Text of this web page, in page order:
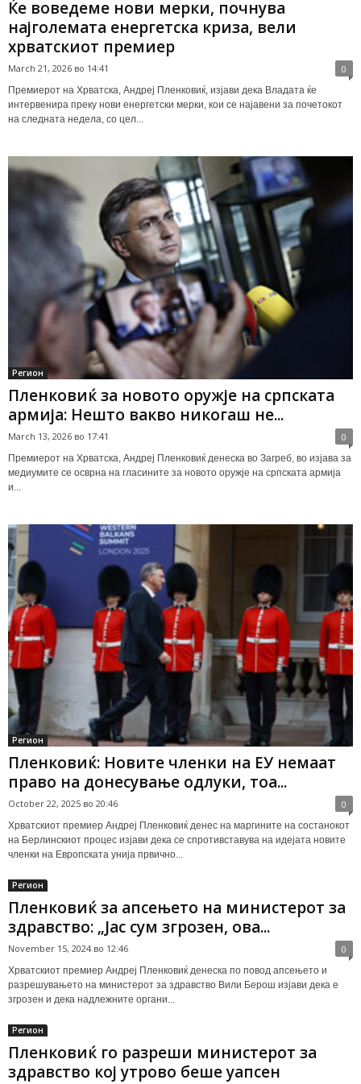
Ќе воведеме нови мерки, почнува
најголемата енергетска криза, вели
хрватскиот премиер
March 21, 2026 во 14:41 0
Премиерот на Хрватска, Андреј Пленковиќ, изјави дека Владата ќе
интервенира преку нови енергетски мерки, кои се најавени за почетокот
на следната недела, со цел...
Регион
Пленковиќ за новото оружје на српската
армија: Нешто вакво никогаш не...
March 13, 2026 во 17:41 0
Премиерот на Хрватска, Андреј Пленковиќ денеска во Загреб, во изјава за
медиумите се осврна на гласините за новото оружје на српската армија
и...
Регион
Пленковиќ: Новите членки на ЕУ немаат
право на донесување одлуки, тоа...
October 22, 2025 во 20:46 0
Хрватскиот премиер Андреј Пленковиќ денес на маргините на состанокот
на Берлинскиот процес изјави дека се спротивставува на идејата новите
членки на Европската унија првично...
Регион
Пленковиќ за апсењето на министерот за
здравство: „Јас сум згрозен, ова...
November 15, 2024 во 12:46 0
Хрватскиот премиер Андреј Пленковиќ денеска по повод апсењето и
разрешувањето на министерот за здравство Вили Берош изјави дека е
згрозен и дека надлежните органи...
Регион
Пленковиќ го разреши министерот за
здравство кој утрово беше уапсен